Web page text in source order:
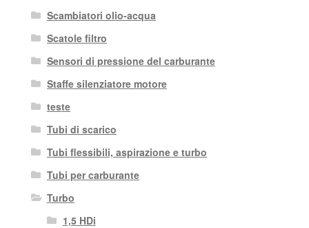
Scambiatori olio-acqua
Scatole filtro
Sensori di pressione del carburante
Staffe silenziatore motore
teste
Tubi di scarico
Tubi flessibili, aspirazione e turbo
Tubi per carburante
Turbo
1,5 HDi